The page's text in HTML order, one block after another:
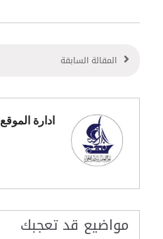
المقالة السابقة
ادارة الموقع
مواضيع قد تعجبك